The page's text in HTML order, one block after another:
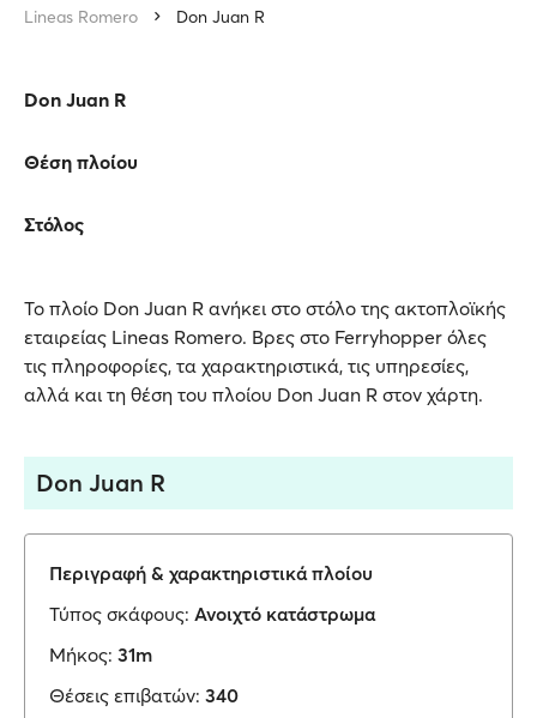
Lineas Romero
Don Juan R
Don Juan R
Θέση πλοίου
Στόλος
Το πλοίο Don Juan R ανήκει στο στόλο της ακτοπλοϊκής
εταιρείας Lineas Romero. Βρες στο Ferryhopper όλες
τις πληροφορίες, τα χαρακτηριστικά, τις υπηρεσίες,
αλλά και τη θέση του πλοίου Don Juan R στον χάρτη.
Don Juan R
Περιγραφή & χαρακτηριστικά πλοίου
Τύπος σκάφους: Ανοιχτό κατάστρωμα
Μήκος: 31m
Θέσεις επιβατών: 340